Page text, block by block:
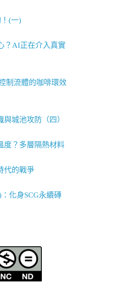
(一)
？AI正在介入真實
制流體的咖啡環效
城池攻防（四）
度？多層隔熱材料
代的戰爭
化身SCG永續磚